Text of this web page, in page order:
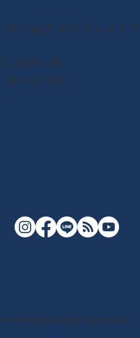
チン＆ギャラリーメイ
：00-16：00
00〜13：00
Morning Market Cooperative